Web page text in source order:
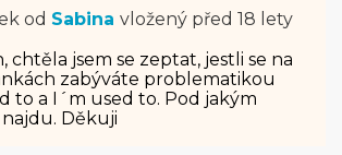
od Sabina vložený před 18 lety
chtěla jsem se zeptat, jestli se na
zabýváte problematikou
to a I´m used to. Pod jakým
Děkuji